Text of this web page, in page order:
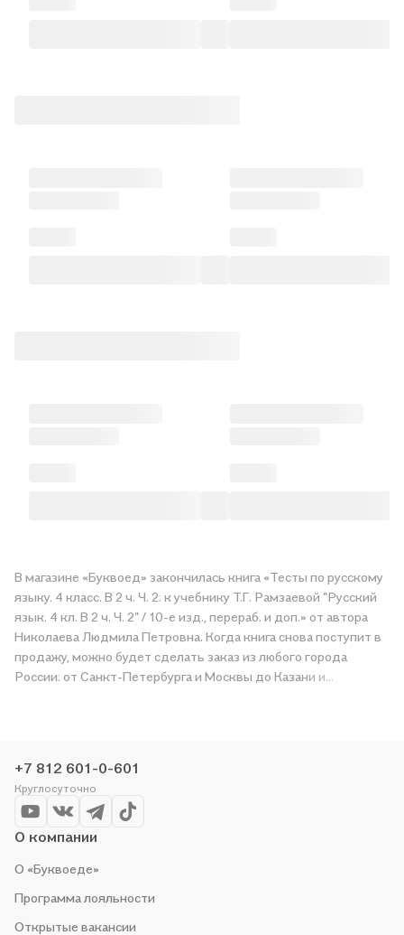
В магазине «Буквоед» закончилась книга «Тесты по русскому
языку. 4 класс. В 2 ч. Ч. 2: к учебнику Т.Г. Рамзаевой "Русский
язык. 4 кл. В 2 ч. Ч. 2" / 10-е изд., перераб. и доп.» от автора
Николаева Людмила Петровна. Когда книга снова поступит в
продажу, можно будет сделать заказ из любого города
России: от Санкт-Петербурга и Москвы до Казани и
доставку. Мы и сами любим читать, поэтому делаем всё,
чтобы вы могли купить понравившуюся историю по приятной
цене. Например, организуем конкурсы и проводим акции.
Оставайтесь с нами, чтобы не упустить выгоду!
+7 812 601-0-601
Круглосуточно
О компании
О «Буквоеде»
Программа лояльности
Открытые вакансии